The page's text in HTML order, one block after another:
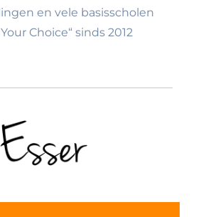
en vele basisscholen
Choice“ sinds 2012